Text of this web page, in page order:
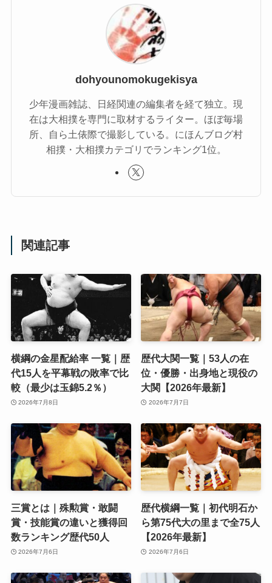
dohyounomokugekisya
少年漫画雑誌、日経関連の編集者を経て独立。現
在は大相撲を専門に取材するライター。ほぼ毎場
所、自ら土俵際で撮影している。にほんブログ村
相撲・大相撲カテゴリでランキング1位。
関連記事
横綱の金星配給率 一覧｜歴
代15人を平幕戦の敗率で比
較（最少は玉錦5.2％）
2026年7月8日
歴代大関一覧｜53人の在
位・優勝・出身地と現役の
大関【2026年最新】
2026年7月7日
三賞とは｜殊勲賞・敢闘
賞・技能賞の違いと獲得回
数ランキング歴代50人
2026年7月6日
歴代横綱一覧｜初代明石か
ら第75代大の里まで全75人
【2026年最新】
2026年7月6日